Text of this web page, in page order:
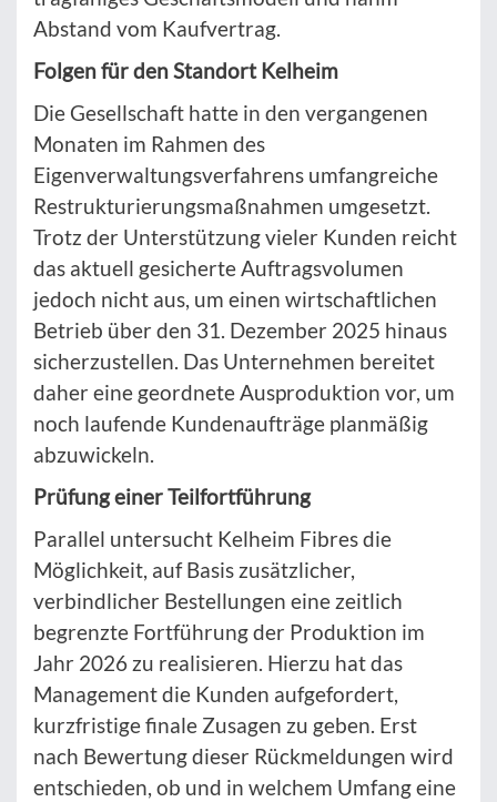
Abstand vom Kaufvertrag.
Folgen für den Standort Kelheim
Die Gesellschaft hatte in den vergangenen
Monaten im Rahmen des
Eigenverwaltungsverfahrens umfangreiche
Restrukturierungsmaßnahmen umgesetzt.
Trotz der Unterstützung vieler Kunden reicht
das aktuell gesicherte Auftragsvolumen
jedoch nicht aus, um einen wirtschaftlichen
Betrieb über den 31. Dezember 2025 hinaus
sicherzustellen. Das Unternehmen bereitet
daher eine geordnete Ausproduktion vor, um
noch laufende Kundenaufträge planmäßig
abzuwickeln.
Prüfung einer Teilfortführung
Parallel untersucht Kelheim Fibres die
Möglichkeit, auf Basis zusätzlicher,
verbindlicher Bestellungen eine zeitlich
begrenzte Fortführung der Produktion im
Jahr 2026 zu realisieren. Hierzu hat das
Management die Kunden aufgefordert,
kurzfristige finale Zusagen zu geben. Erst
nach Bewertung dieser Rückmeldungen wird
entschieden, ob und in welchem Umfang eine